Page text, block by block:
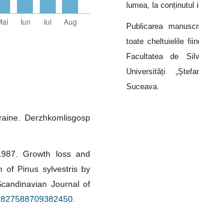
Derzhkomlisgosp
Growth loss and
of Pinus sylvestris by
Journal of
lumea, la conținutul
Publicarea
toate cheltuielile
Facultatea de
Universități
Suceava.